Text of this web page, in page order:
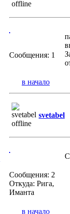
Сообщения: 1
в начало
svetabel
Сообщения: 2
Откуда: Рига,
Иманта
в начало